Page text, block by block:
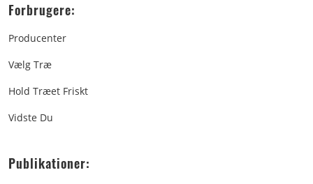
Forbrugere:
Producenter
Vælg Træ
Hold Træet Friskt
Vidste Du
Publikationer: